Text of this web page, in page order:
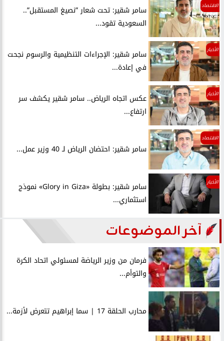
الاقتصاد
سامر شقير: تحت شعار ”نصيغ المستقبل”..
السعودية تقود...
الأخبار
سامر شقير: الإجراءات التنظيمية والرسوم نجحت
في إعادة...
الأخبار
عكس اتجاه الرياض.. سامر شقير يكشف سر
ارتفاع...
الاقتصاد
سامر شقير: احتضان الرياض لـ 40 وزير عمل...
الأخبار
سامر شقير: بطولة «Glory in Giza» نموذج
استثماري...
آخر الموضوعات
فرمان من وزير الرياضة لمسئولي اتحاد الكرة
والتوأم...
محارب الحلقة 17 | سما إبراهيم تتعرض لأزمة...